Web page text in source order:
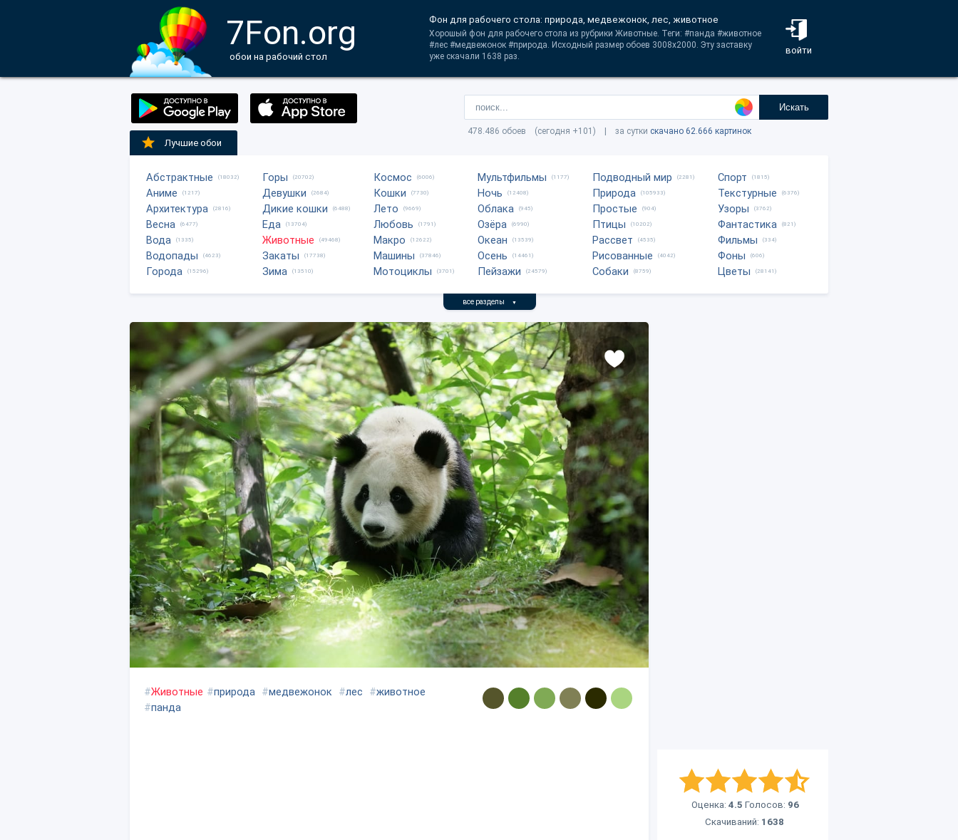
7Fon.org
обои на рабочий стол
войти
Фон для рабочего стола: природа, медвежонок, лес, животное
Хорошый фон для рабочего стола из рубрики Животные. Теги: #панда #животное
#лес #медвежонок #природа. Исходный размер обоев 3008x2000. Эту заставку
уже скачали 1638 раз.
Искать
478.486 обоев (сегодня +101) | за сутки скачано 62.666 картинок
Лучшие обои
Абстрактные (18032)
Аниме (1217)
Архитектура (2816)
Весна (6477)
Вода (1335)
Водопады (4623)
Города (15296)
Горы (20702)
Девушки (2684)
Дикие кошки (6488)
Еда (13704)
Животные (49468)
Закаты (17738)
Зима (13510)
Космос (6006)
Кошки (7730)
Лето (9669)
Любовь (1791)
Макро (12622)
Машины (37846)
Мотоциклы (3701)
Мультфильмы (1177)
Ночь (12408)
Облака (945)
Озёра (6990)
Океан (13539)
Осень (14461)
Пейзажи (24579)
Подводный мир (2281)
Природа (105933)
Простые (904)
Птицы (10202)
Рассвет (4535)
Рисованные (4042)
Собаки (8759)
Спорт (1815)
Текстурные (6376)
Узоры (3762)
Фантастика (821)
Фильмы (334)
Фоны (606)
Цветы (28141)
все разделы ▼
Оценка: 4.5 Голосов: 96
Скачиваний: 1638
#Животные #природа #медвежонок #лес #животное
#панда